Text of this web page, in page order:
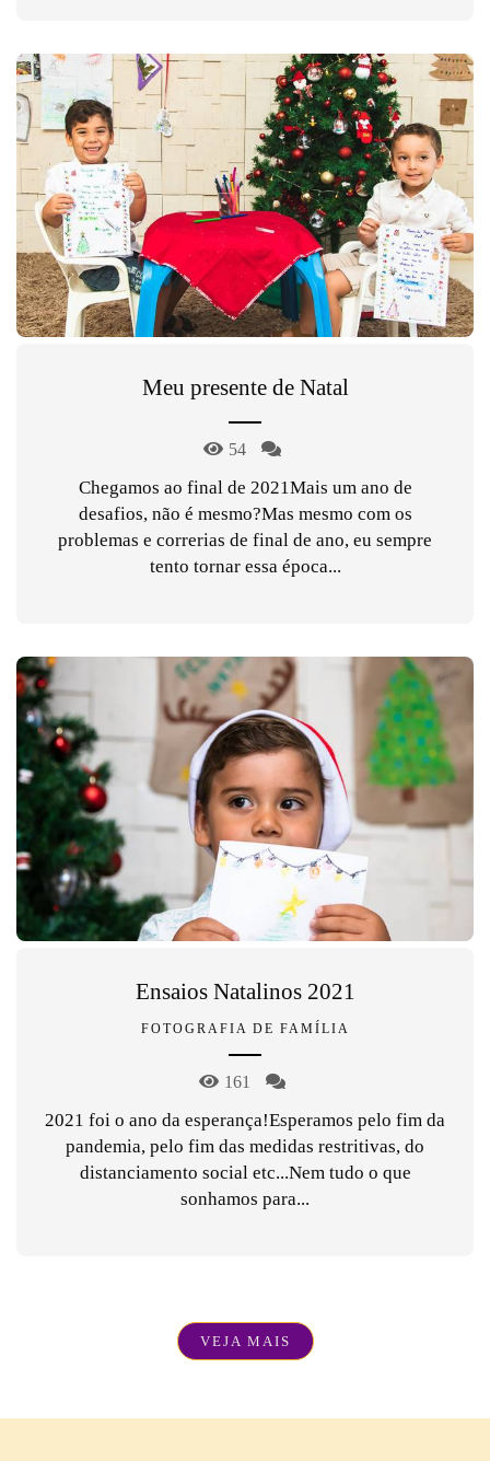
Meu presente de Natal
54
Chegamos ao final de 2021Mais um ano de
desafios, não é mesmo?Mas mesmo com os
problemas e correrias de final de ano, eu sempre
tento tornar essa época...
Ensaios Natalinos 2021
FOTOGRAFIA DE FAMÍLIA
161
2021 foi o ano da esperança!Esperamos pelo fim da
pandemia, pelo fim das medidas restritivas, do
distanciamento social etc...Nem tudo o que
sonhamos para...
VEJA MAIS